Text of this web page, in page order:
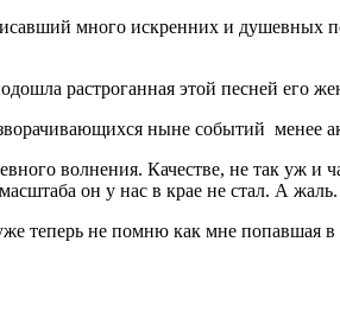
много искренних и душевных
растроганная этой песней его
ныне событий менее
волнения. Качестве, не так уж и
он у нас в крае не стал. А жаль.
теперь не помню как мне попавшая